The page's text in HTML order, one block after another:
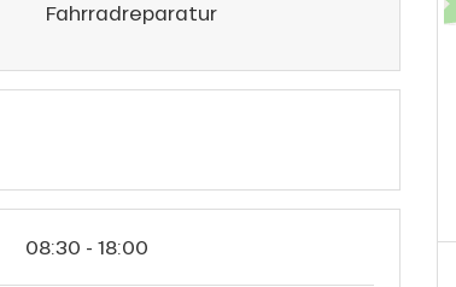
Fahrradreparatur
08:30 - 18:00